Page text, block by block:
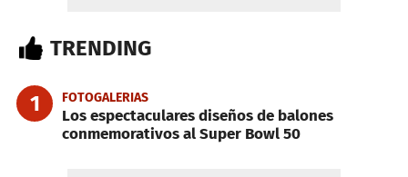
TRENDING
1 FOTOGALERIAS
Los espectaculares diseños de balones
conmemorativos al Super Bowl 50